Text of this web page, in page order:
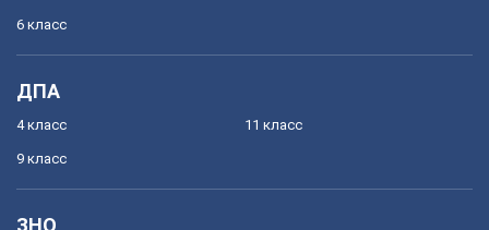
6 класс
ДПА
4 класс
9 класс
11 класс
ЗНО